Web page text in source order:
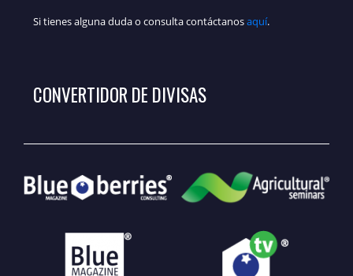
Si tienes alguna duda o consulta contáctanosaquí.
CONVERTIDOR DE DIVISAS